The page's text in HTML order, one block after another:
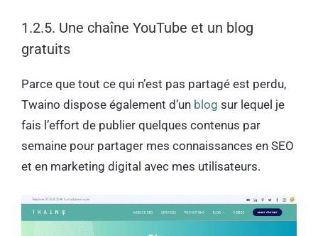
1.2.5. Une chaîne YouTube et un blog
gratuits
Parce que tout ce qui n’est pas partagé est perdu,
Twaino dispose également d’un blog sur lequel je
fais l’effort de publier quelques contenus par
semaine pour partager mes connaissances en SEO
et en marketing digital avec mes utilisateurs.